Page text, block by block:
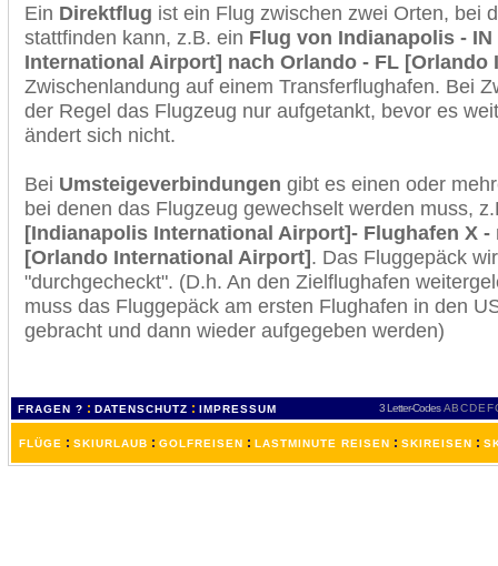
Ein Direktflug ist ein Flug zwischen zwei Orten, bei
stattfinden kann, z.B. ein Flug von Indianapolis -
International Airport] nach Orlando - FL
Zwischenlandung auf einem Transferflughafen. Bei
der Regel das Flugzeug nur aufgetankt, bevor es
ändert sich nicht.
Bei Umsteigeverbindungen gibt es einen oder
bei denen das Flugzeug gewechselt werden muss,
[Indianapolis International Airport]- Flughafen X -
[Orlando International Airport]. Das Fluggepäck
"durchgecheckt". (D.h. An den Zielflughafen
muss das Fluggepäck am ersten Flughafen in den
gebracht und dann wieder aufgegeben werden)
FRAGEN ? : DATENSCHUTZ : IMPRESSUM 3 Letter-Codes ABCDEF
FLÜGE : SKIURLAUB : GOLFREISEN : LASTMINUTE REISEN : SKIREISEN :